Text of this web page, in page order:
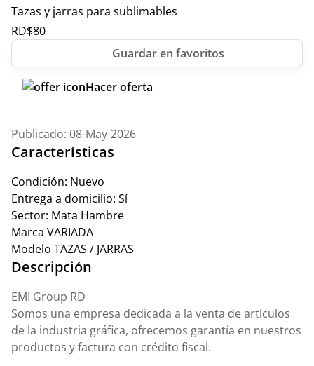
Tazas y jarras para sublimables
RD$80
Hacer oferta
Publicado: 08-May-2026
Características
Condición: Nuevo
Entrega a domicilio: Sí
Sector: Mata Hambre
Marca VARIADA
Modelo TAZAS / JARRAS
Descripción
EMI Group RD
Somos una empresa dedicada a la venta de artículos
de la industria gráfica, ofrecemos garantía en nuestros
productos y factura con crédito fiscal.